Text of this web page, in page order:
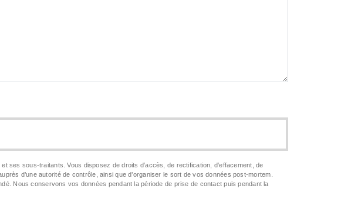
sous-traitants. Vous disposez de droits d’accès, de rectification, d’effacement, de
d’une autorité de contrôle, ainsi que d’organiser le sort de vos données post-mortem.
Nous conservons vos données pendant la période de prise de contact puis pendant la